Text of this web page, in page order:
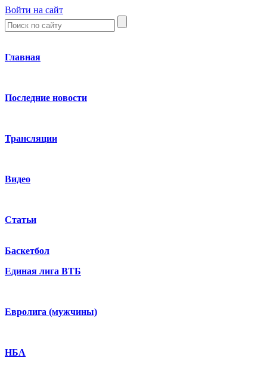
Войти на сайт
Главная
Последние новости
Трансляции
Видео
Статьи
Баскетбол
Единая лига ВТБ
Евролига (мужчины)
НБА